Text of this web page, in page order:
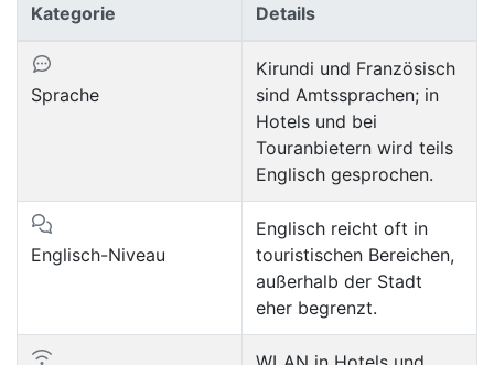
Kategorie Details
Sprache
Kirundi und Französisch
sind Amtssprachen; in
Hotels und bei
Touranbietern wird teils
Englisch gesprochen.
Englisch-Niveau
Englisch reicht oft in
touristischen Bereichen,
außerhalb der Stadt
eher begrenzt.